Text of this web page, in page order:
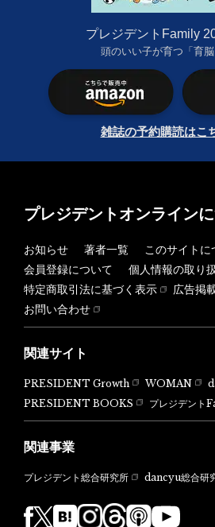
プレジデントFamily
頭のいい子が育つ「育
雑誌の予約購読はこ
プレジデントオンライン
お知らせ 著者一覧
このサイトに
会員登録について
個人情報の取り
特定商取引法に基づく表示
広告掲
お問い合わせ
関連サイト
PRESIDENT Growth WOMAN
PRESIDENT BOOKS
プレジデン
関連事業
プレジデント総合研究所 dancyu総合研